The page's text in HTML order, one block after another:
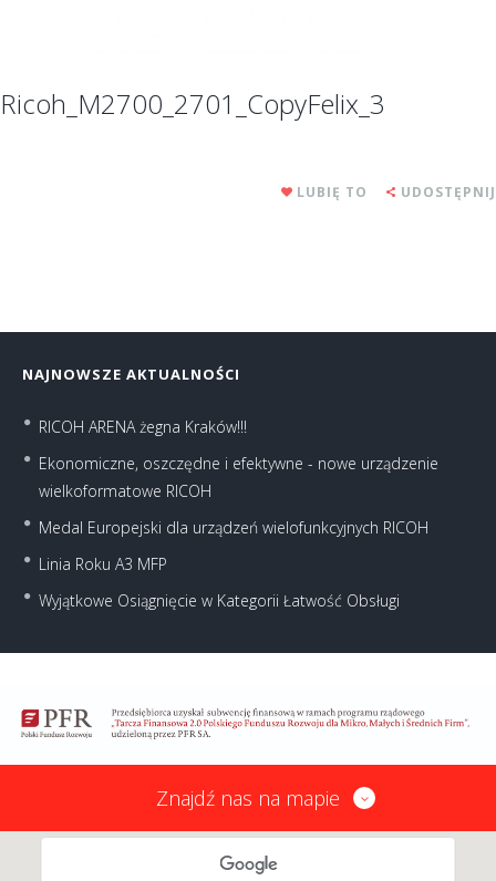
Ricoh_M2700_2701_CopyFelix_3
LUBIĘ TO UDOSTĘPNIJ
NAJNOWSZE AKTUALNOŚCI
RICOH ARENA żegna Kraków!!!
Ekonomiczne, oszczędne i efektywne - nowe urządzenie
wielkoformatowe RICOH
Medal Europejski dla urządzeń wielofunkcyjnych RICOH
Linia Roku A3 MFP
Wyjątkowe Osiągnięcie w Kategorii Łatwość Obsługi
Znajdź nas na mapie